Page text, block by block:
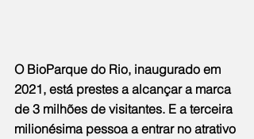
O BioParque do Rio, inaugurado em
2021, está prestes a alcançar a marca
de 3 milhões de visitantes. E a terceira
milionésima pessoa a entrar no atrativo